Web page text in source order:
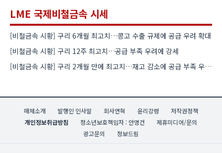
LME 국제비철금속 시세
[비철금속 시황] 구리 6개월 최고치…콩고 수출 규제에 공급 우려 확대
[비철금속 시황] 구리 12주 최고치…공급 부족 우려에 강세
[비철금속 시황] 구리 2개월 만에 최고치…재고 감소에 공급 부족 우려 확대
매체소개 발행인 인사말 회사연혁 윤리강령
저작권정책
개인정보취급방침
청소년보호책임자 : 안영건
제휴미디어/문의
광고문의
정보드림